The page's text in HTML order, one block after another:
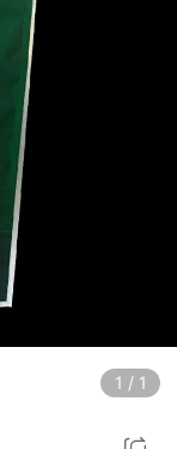
1 / 1